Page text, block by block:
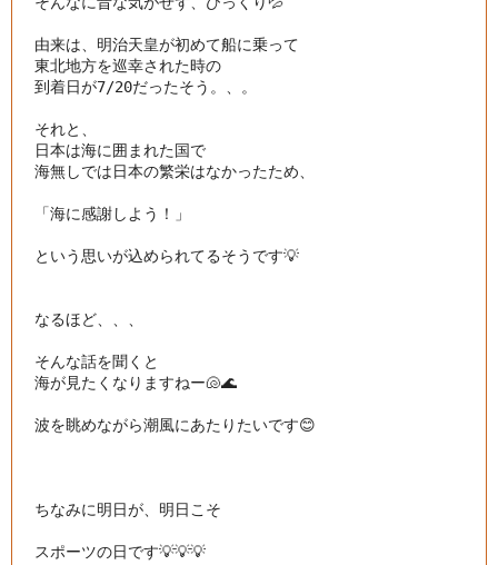
由来は、明治天皇が初めて船に乗って
東北地方を巡幸された時の
到着日が7/20だったそう。、。
それと、
日本は海に囲まれた国で
海無しでは日本の繁栄はなかったため、
「海に感謝しよう！」
という思いが込められてるそうです💡
なるほど、、、
そんな話を聞くと
海が見たくなりますねー🐚🌊
波を眺めながら潮風にあたりたいです😊
ちなみに明日が、明日こそ
スポーツの日です💡💡💡